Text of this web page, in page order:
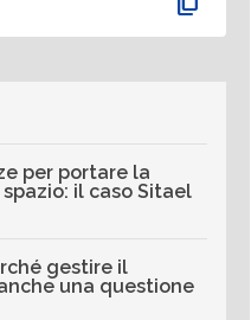
per portare la
il caso Sitael
gestire il
una questione